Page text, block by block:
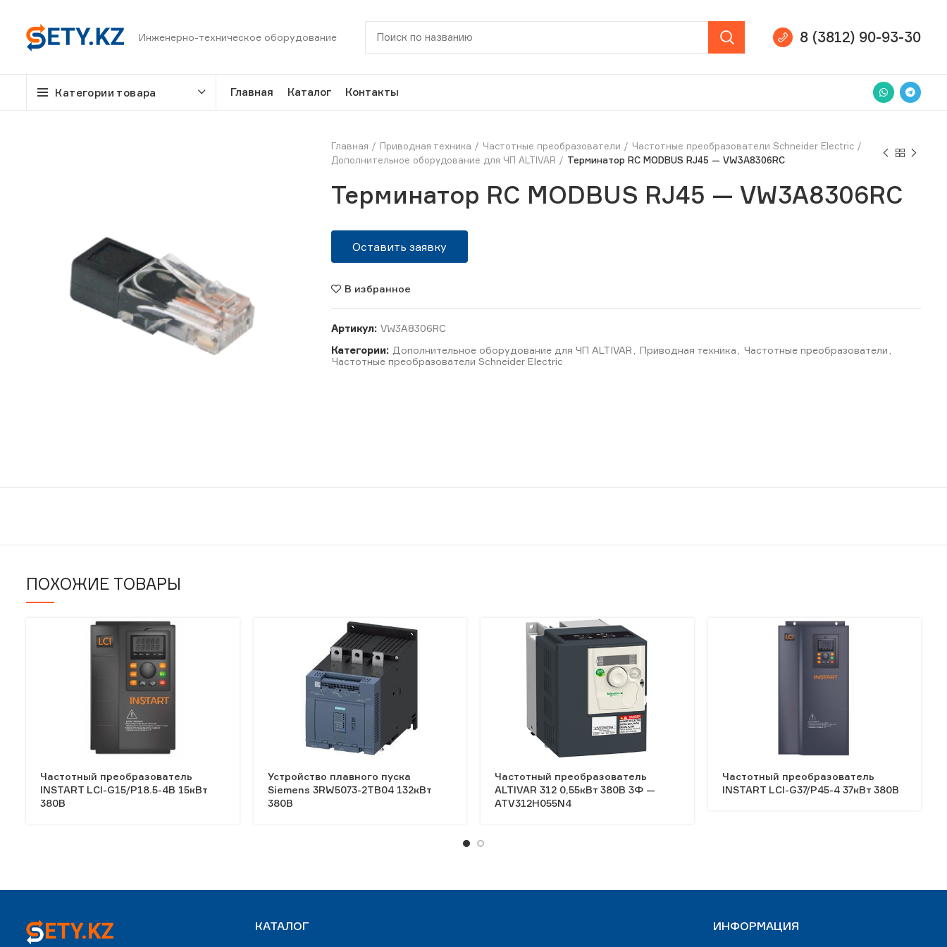
Инженерно-техническое оборудование 8 (3812) 90-93-30
Категории товара Главная Каталог Контакты
Главная Приводная техника Частотные преобразователи
Частотные преобразователи Schneider Electric
Дополнительное оборудование для ЧП ALTIVAR
Терминатор RC MODBUS RJ45 — VW3A8306RC
Терминатор RC MODBUS RJ45 — VW3A8306RC
Оставить заявку
В избранное
Артикул: VW3A8306RC
Категории: Дополнительное оборудование для ЧП ALTIVAR Приводная техника Частотные преобразователи
Частотные преобразователи Schneider Electric
ПОХОЖИЕ ТОВАРЫ
Частотный преобразователь
INSTART LCI-G15/Р18.5-4B 15кВт
380В
Устройство плавного пуска
Siemens 3RW5073-2TB04 132кВт
380В
Частотный преобразователь
ALTIVAR 312 0,55кВт 380В 3Ф —
ATV312H055N4
Частотный преобразователь
INSTART LCI-G37/P45-4 37кВт 380В
КАТАЛОГ ИНФОРМАЦИЯ